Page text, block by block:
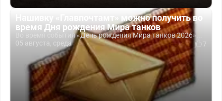
Нашивку «Главпочтамт» можно получить во
время Дня рождения Мира танков
Во время события «День рождения Мира танков 2026»...
05 августа, среда
7